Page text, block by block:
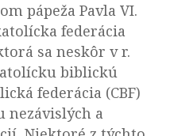
pápeža Pavla VI.
federácia
sa neskôr v r.
biblickú
federácia (CBF)
nezávislých a